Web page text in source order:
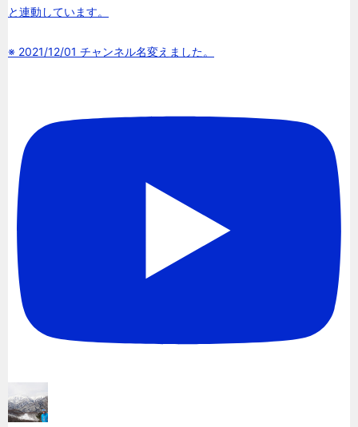
と連動しています。
※ 2021/12/01 チャンネル名変えました。